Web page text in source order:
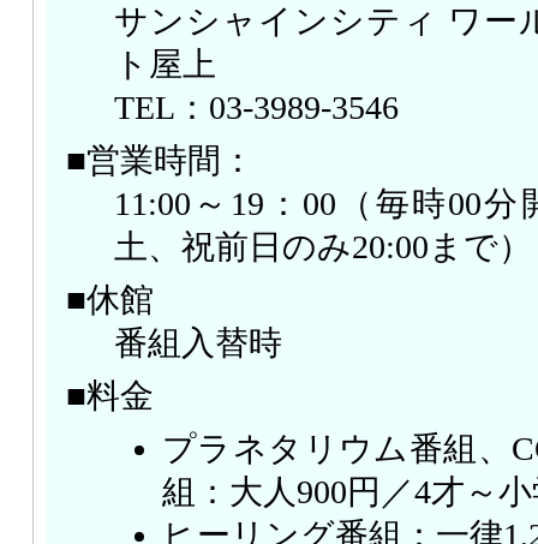
サンシャインシティ ワー
ト屋上
TEL：03-3989-3546
■営業時間：
11:00～19：00（毎時00
土、祝前日のみ20:00まで）
■休館
番組入替時
■料金
プラネタリウム番組、
組：大人900円／4才～
ヒーリング番組：一律